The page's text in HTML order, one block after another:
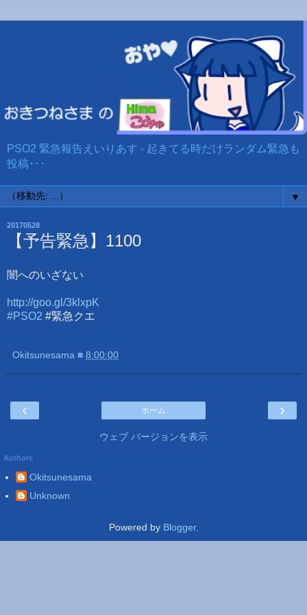
PSO2 緊急報告えいりあす - 起きてる時だけランダム緊急も
投稿･･･
▼
20170528
【予告緊急】1100
闇へのいざない
http://goo.gl/3klxpK
#PSO2 #緊急クエ
Okitsunesama ■ 8:00:00
‹ ›
ホーム
ウェブ バージョンを表示
Authors
Okitsunesama
Unknown
Powered by Blogger.